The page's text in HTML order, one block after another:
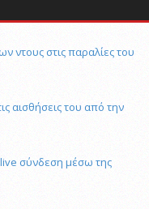
ντους στις παραλίες του
αισθήσεις του από την
σύνδεση μέσω της